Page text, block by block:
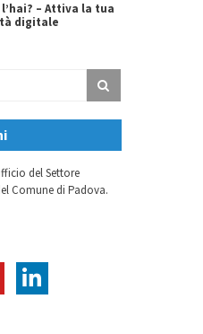
l’hai? – Attiva la tua
digitale
del Settore
Comune di Padova.